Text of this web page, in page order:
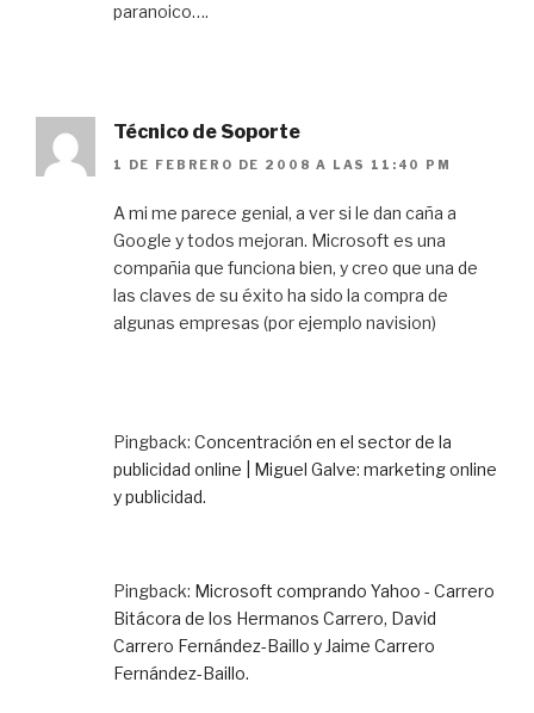
paranoico….
Técnico de Soporte
1 DE FEBRERO DE 2008 A LAS 11:40 PM
A mi me parece genial, a ver si le dan caña a
Google y todos mejoran. Microsoft es una
compañia que funciona bien, y creo que una de
las claves de su éxito ha sido la compra de
algunas empresas (por ejemplo navision)
Pingback: Concentración en el sector de la
publicidad online | Miguel Galve: marketing online
y publicidad.
Pingback: Microsoft comprando Yahoo - Carrero
Bitácora de los Hermanos Carrero, David
Carrero Fernández-Baillo y Jaime Carrero
Fernández-Baillo.